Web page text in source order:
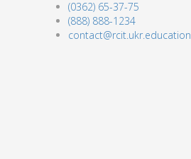
(0362) 65-37-75
(888) 888-1234
contact@rcit.ukr.education